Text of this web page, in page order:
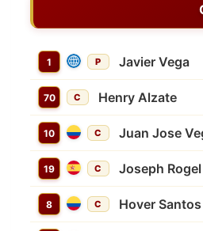
1 P Javier Vega
70 C Henry Alzate
10 C Juan Jose
19 C Joseph Rogel
8 C Hover